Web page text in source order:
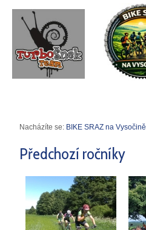
Nacházíte se: BIKE SRAZ na Vysočině
Předchozí ročníky